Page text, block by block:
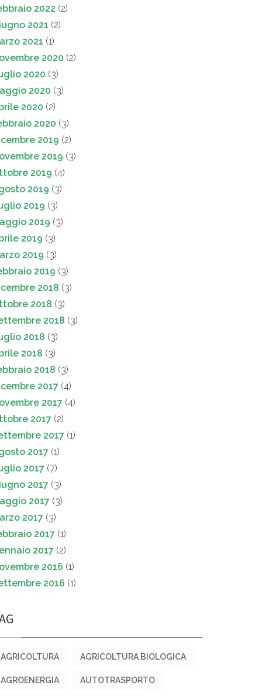
2022 (2)
2021 (2)
2021 (1)
2020 (2)
2020 (3)
2020 (3)
2020 (2)
2020 (3)
2019 (2)
2019 (3)
2019 (4)
2019 (3)
2019 (3)
2019 (3)
2019 (3)
2019 (3)
2019 (3)
2018 (3)
2018 (3)
2018 (3)
2018 (3)
2018 (3)
2018 (3)
2017 (4)
2017 (4)
2017 (2)
2017 (1)
2017 (1)
2017 (7)
2017 (3)
2017 (3)
2017 (3)
2017 (1)
2017 (2)
2016 (1)
2016 (1)
AGRICOLTURA AGRICOLTURA BIOLOGICA
AGROENERGIA AUTOTRASPORTO